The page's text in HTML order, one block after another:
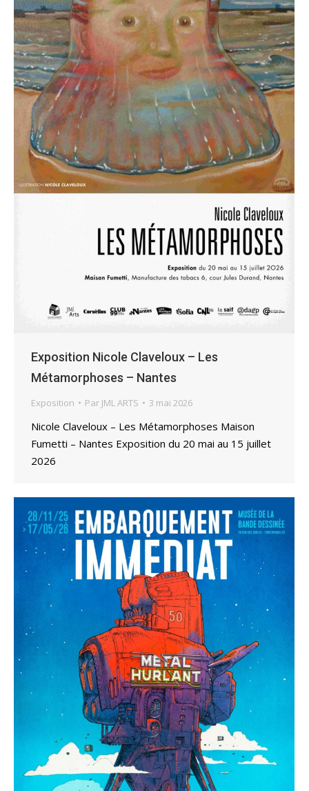
Exposition Nicole Claveloux – Les
Métamorphoses – Nantes
Exposition Par JML ARTS 3 mai 2026
Nicole Claveloux – Les Métamorphoses Maison
Fumetti – Nantes Exposition du 20 mai au 15 juillet
2026